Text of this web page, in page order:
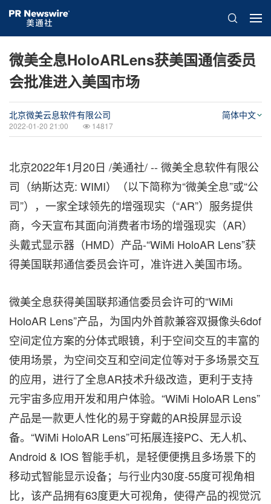
微美全息HoloARLens获美国通信委员
会批准进入美国市场
北京微美云息软件有限公司
2022-01-20 21:00 14817
简体中文
北京2022年1月20日 /美通社/ -- 微美全息软件有限公
司（纳斯达克: WIMI）（以下简称为“微美全息”或“公
司”），一家全球领先的增强现实（“AR”）服务提供
商，今天宣布其面向消费者市场的增强现实（AR）
头戴式显示器（HMD）产品-“WiMi HoloAR Lens”获
得美国联邦通信委员会许可，准许进入美国市场。
微美全息获得美国联邦通信委员会许可的“WiMi
HoloAR Lens”产品，为国内外首款兼容双摄像头6dof
空间定位方案的分体式眼镜，利于空间交互的丰富的
使用场景，为空间交互和空间定位等对于多场景交互
的应用，进行了全息AR技术升级改造，更利于支持
元宇宙多应用开发和用户体验。“WiMi HoloAR Lens”
产品是一款更人性化的易于穿戴的AR投屏显示设
备。“WiMi HoloAR Lens”可拓展连接PC、 无人机、
Android & IOS 智能手机，是轻便便携且多场景下的
移动式智能显示设备；与行业内30度-55度可视角相
比，该产品拥有63度更大可视角，使得产品的视觉沉